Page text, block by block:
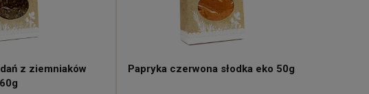
z ziemniaków
60g
Papryka czerwona słodka eko 50g